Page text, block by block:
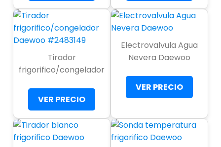
Tirador
frigorifico/congelador
VER PRECIO
Electrovalvula Agua
Nevera Daewoo
VER PRECIO